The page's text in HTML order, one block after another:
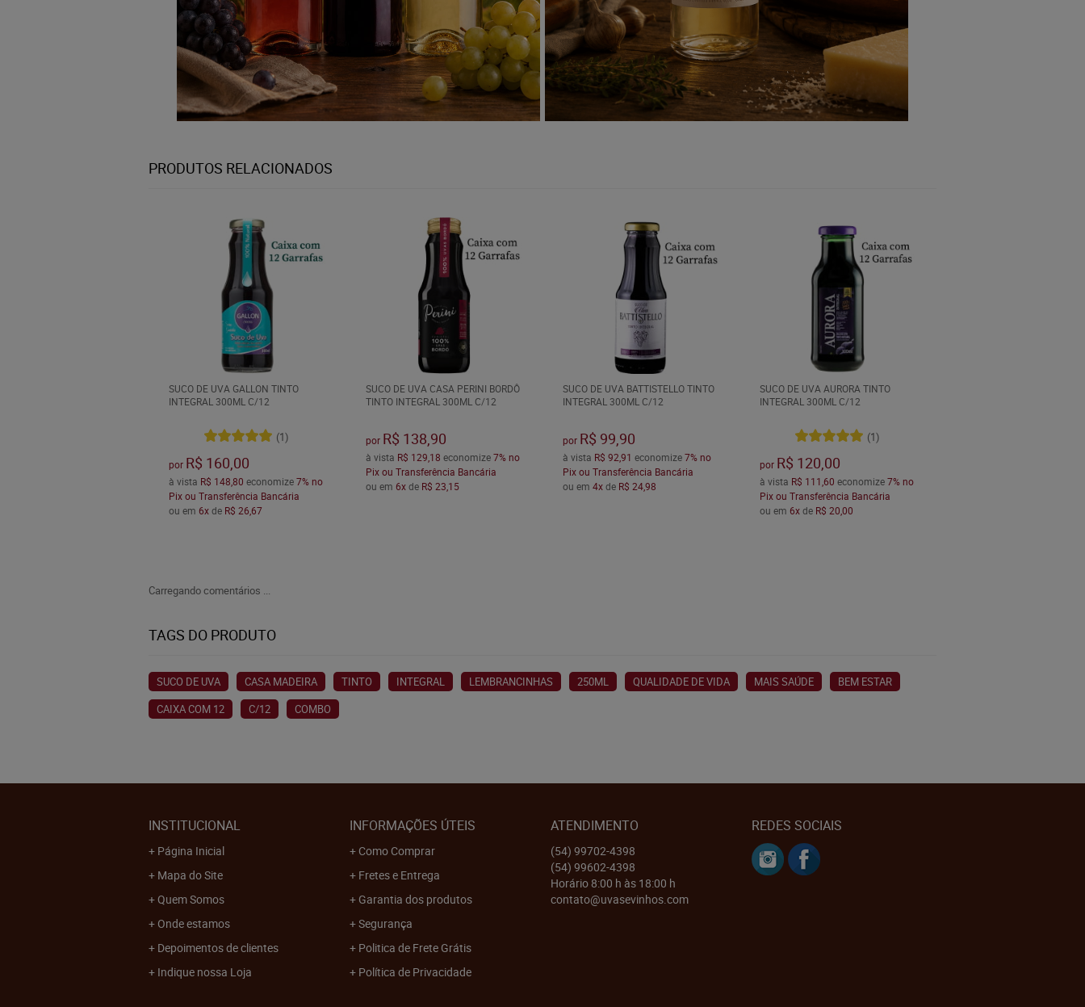
PRODUTOS RELACIONADOS
SUCO DE UVA GALLON TINTO
INTEGRAL 300ML C/12
(1)
por R$ 160,00
à vista R$ 148,80 economize7% no
Pix ou Transferência Bancária
ou em 6xde R$ 26,67
SUCO DE UVA CASA PERINI BORDÔ
TINTO INTEGRAL 300ML C/12
por R$ 138,90
à vista R$ 129,18 economize7% no
Pix ou Transferência Bancária
ou em 6xde R$ 23,15
SUCO DE UVA BATTISTELLO TINTO
INTEGRAL 300ML C/12
por R$ 99,90
à vista R$ 92,91 economize7% no
Pix ou Transferência Bancária
ou em 4xde R$ 24,98
SUCO DE UVA AURORA TINTO
INTEGRAL 300ML C/12
(1)
por R$ 120,00
à vista R$ 111,60 economize7% no
Pix ou Transferência Bancária
ou em 6xde R$ 20,00
Carregando comentários ...
TAGS DO PRODUTO
SUCO DE UVA CASA MADEIRA TINTO INTEGRAL LEMBRANCINHAS 250ML QUALIDADE DE VIDA MAIS SAÚDE
BEM ESTAR
CAIXA COM 12
C/12 COMBO
INSTITUCIONAL
Página Inicial
Mapa do Site
Quem Somos
Onde estamos
Depoimentos de clientes
Indique nossa Loja
INFORMAÇÕES ÚTEIS
Como Comprar
Fretes e Entrega
Garantia dos produtos
Segurança
Politica de Frete Grátis
Política de Privacidade
ATENDIMENTO
(54) 99702-4398
(54) 99602-4398
Horário 8:00 h às 18:00 h
contato@uvasevinhos.com
REDES SOCIAIS